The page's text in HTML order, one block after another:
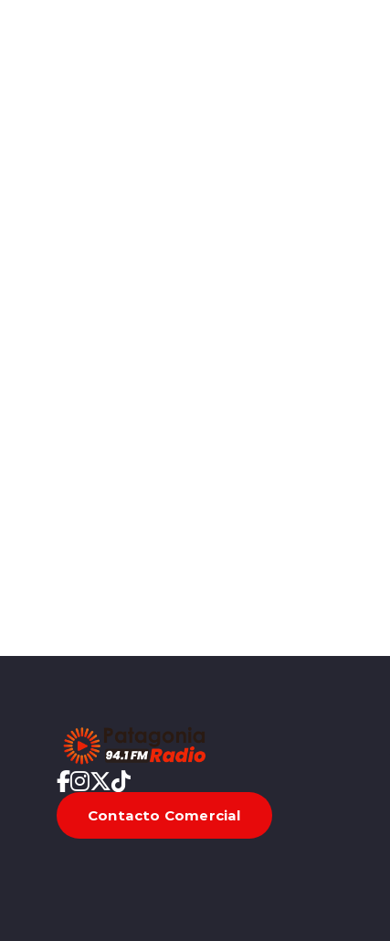
Contacto Comercial